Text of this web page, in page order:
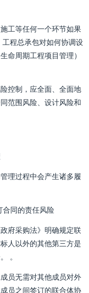
工等任何一个环节如果
程总承包对如何协调设
命周期工程项目管理）
控制，应全面、全面地
范围风险、设计风险和
理过程中会产生诸多履
合同的责任风险
府采购法》明确规定联
人以外的其他第三方是
。
员无需对其他成员对外
员之间签订的联合体协